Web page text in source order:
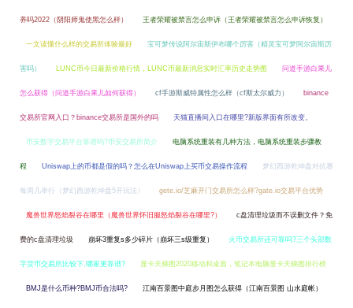
养吗2022（阴阳师鬼使黑怎么样） 王者荣耀被禁言怎么申诉（王者荣耀被禁言怎么申诉恢复）
一文读懂什么样的交易所体验最好 宝可梦传说阿尔宙斯伊布哪个厉害（精灵宝可梦阿尔宙斯厉
害吗） LUNC币今日最新价格行情，LUNC币最新消息实时汇率历史走势图 问道手游白果儿
怎么获得（问道手游白果儿如何获得） cf手游斯威特属性怎么样（cf斯太尔威力） binance
交易所官网入口？binance交易所是国外的吗 天猫直播间入口在哪里?新版界面有所改变。
币安数字交易平台靠谱吗?币安交易所简介 电脑系统重装有几种方法，电脑系统重装步骤教
程 Uniswap上的币都是假的吗？怎么在Uniswap上买币交易操作流程 梦幻西游乾坤盘对抗赛
每周几举行（梦幻西游乾坤盘5开玩法） gete.io/芝麻开门交易所怎么样?gate.io交易平台优势
魔兽世界怒焰裂谷在哪里（魔兽世界怀旧服怒焰裂谷在哪里?） c盘清理垃圾而不误删文件？免
费的c盘清理垃圾 崩坏3重复s多少碎片（崩坏三s级重复） 火币交易所还可靠吗?三个头部数
字货币交易所比较下,哪家更靠谱? 显卡天梯图2020移动和桌面，笔记本电脑显卡天梯图排行榜
BMJ是什么币种?BMJ币合法吗? 江南百景图中庭步月图怎么获得（江南百景图 山水庭帐）